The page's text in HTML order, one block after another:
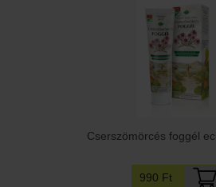
Cserszömörcés foggél
990 Ft